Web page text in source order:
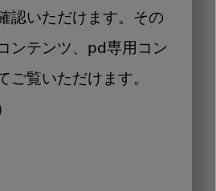
認いただけます。その
ンテンツ、pd専用コン
ご覧いただけます。